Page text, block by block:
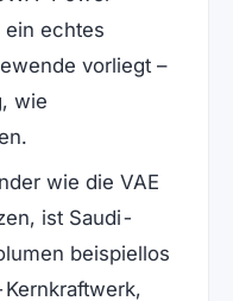
ein echtes
vorliegt –
wie
wie die VAE
ist Saudi-
beispiellos